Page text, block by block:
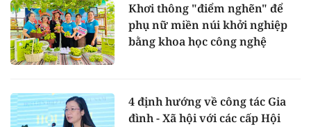
Khơi thông "điểm nghẽn" để
phụ nữ miền núi khởi nghiệp
bằng khoa học công nghệ
4 định hướng về công tác Gia
đình - Xã hội với các cấp Hội